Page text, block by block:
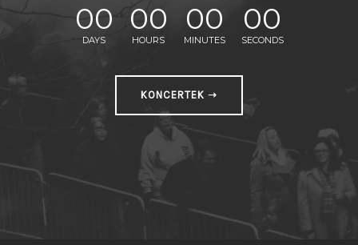
00
DAYS
00
HOURS
00
MINUTES
00
SECONDS
KONCERTEK ➝